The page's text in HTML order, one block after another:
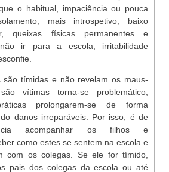
o habitual, impaciência ou pouca
mais introspetivo, baixo
queixas físicas permanentes e
ir para a escola, irritabilidade
são tímidas e não revelam os maus-
vítimas torna-se problemático,
prolongarem-se de forma
danos irreparáveis. Por isso, é de
acompanhar os filhos e
como estes se sentem na escola e
com os colegas. Se ele for tímido,
pais dos colegas da escola ou até